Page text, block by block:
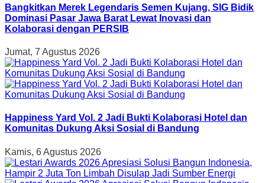
Bangkitkan Merek Legendaris Semen Kujang, SIG Bidik
Dominasi Pasar Jawa Barat Lewat Inovasi dan
Kolaborasi dengan PERSIB
Jumat, 7 Agustus 2026
Happiness Yard Vol. 2 Jadi Bukti Kolaborasi Hotel dan
Komunitas Dukung Aksi Sosial di Bandung
Kamis, 6 Agustus 2026